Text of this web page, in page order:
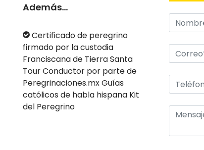
Además...
Certificado de peregrino
firmado por la custodia
Franciscana de Tierra Santa
Tour Conductor por parte de
Peregrinaciones.mx Guías
católicos de habla hispana Kit
del Peregrino